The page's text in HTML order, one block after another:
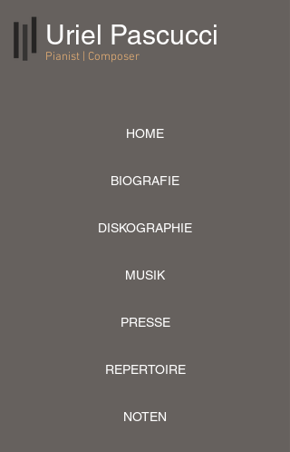
Uriel Pascucci
Pianist | Composer
HOME
BIOGRAFIE
DISKOGRAPHIE
MUSIK
PRESSE
REPERTOIRE
NOTEN